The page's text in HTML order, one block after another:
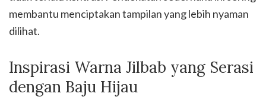
membantu menciptakan tampilan yang lebih nyaman
dilihat.
Inspirasi Warna Jilbab yang Serasi
dengan Baju Hijau